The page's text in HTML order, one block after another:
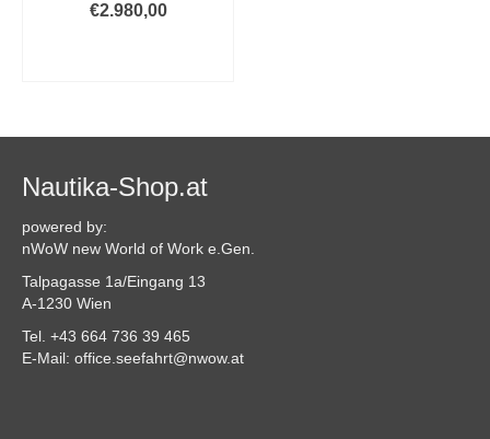
€2.980,00
weist
Varianten
auf.
Optionen
auf
Produktseite
gewählt
Nautika-Shop.at
powered by:
nWoW new World of Work e.Gen.
Talpagasse 1a/Eingang 13
A-1230 Wien
Tel. +43 664 736 39 465
E-Mail: office.seefahrt@nwow.at